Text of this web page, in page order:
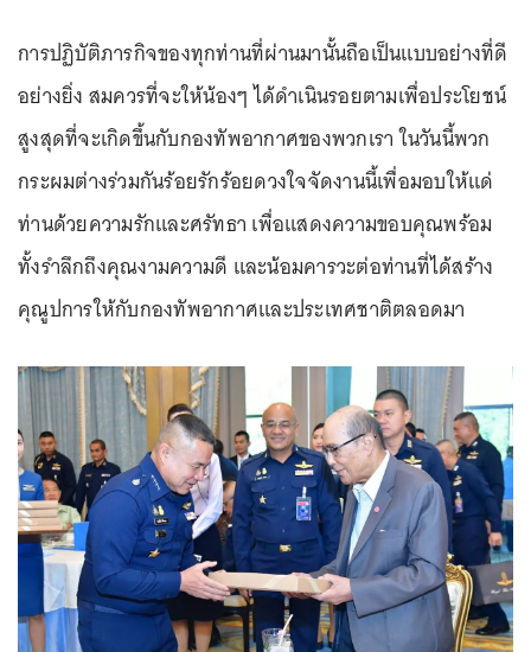
การปฏิบัติภารกิจของทุกท่านที่ผ่านมานั้นถือเป็นแบบอย่างที่ดี
อย่างยิ่ง สมควรที่จะให้น้องๆ ได้ดำเนินรอยตามเพื่อประโยชน์
สูงสุดที่จะเกิดขึ้นกับกองทัพอากาศของพวกเรา ในวันนี้พวก
กระผมต่างร่วมกันร้อยรักร้อยดวงใจจัดงานนี้เพื่อมอบให้แด่
ท่านด้วยความรักและศรัทธา เพื่อแสดงความขอบคุณพร้อม
ทั้งรำลึกถึงคุณงามความดี และน้อมคารวะต่อท่านที่ได้สร้าง
คุณูปการให้กับกองทัพอากาศและประเทศชาติตลอดมา